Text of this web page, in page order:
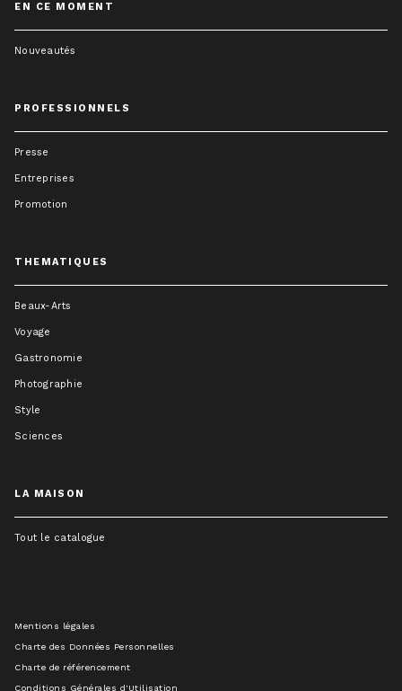
EN CE MOMENT
Nouveautés
PROFESSIONNELS
Presse
Entreprises
Promotion
THEMATIQUES
Beaux-Arts
Voyage
Gastronomie
Photographie
Style
Sciences
LA MAISON
Tout le catalogue
Mentions légales
Charte des Données Personnelles
Charte de référencement
Conditions Générales d'Utilisation